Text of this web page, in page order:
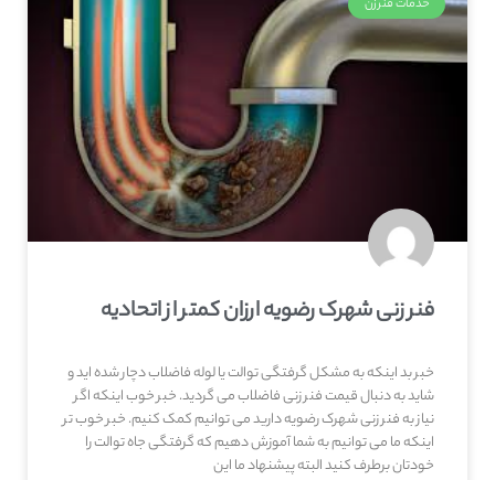
خدمات فنرزن
فنر زنی شهرک رضویه ارزان کمتر از اتحادیه
خبر بد اینکه به مشکل گرفتگی توالت یا لوله فاضلاب دچار شده اید و
شاید به دنبال قیمت فنر زنی فاضلاب می گردید. خبر خوب اینکه اگر
نیاز به فنر زنی شهرک رضویه دارید می توانیم کمک کنیم. خبر خوب تر
اینکه ما می توانیم به شما آموزش دهیم که گرفتگی جاه توالت را
خودتان برطرف کنید البته پیشنهاد ما این